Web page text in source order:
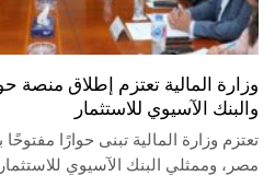
وزارة المالية تعتزم إطلاق منصة
والبنك الآسيوي للاستثمار
تعتزم وزارة المالية تبنى حوارًا
مصر، وممثلي البنك الآسيوي للاستثمار